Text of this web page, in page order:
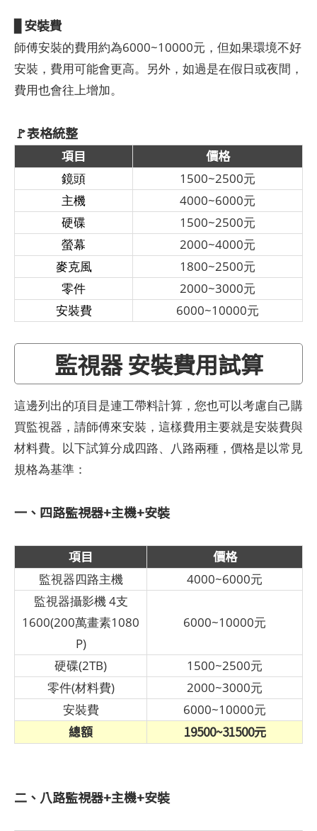
安裝費
師傅安裝的費用約為6000~10000元，但如果環境不好
安裝，費用可能會更高。另外，如過是在假日或夜間，
費用也會往上增加。
🚩表格統整
項目 價格
鏡頭
1500~2500元
主機
4000~6000元
硬碟
1500~2500元
螢幕
2000~4000元
麥克風
1800~2500元
零件
2000~3000元
安裝費
6000~10000元
監視器 安裝費用試算
這邊列出的項目是連工帶料計算，您也可以考慮自己購
買監視器，請師傅來安裝，這樣費用主要就是安裝費與
材料費。以下試算分成四路、八路兩種，價格是以常見
規格為基準：
一、四路監視器+主機+安裝
項目 價格
監視器四路主機
4000~6000元
監視器攝影機 4支
1600(200萬畫素1080
P)
6000~10000元
硬碟(2TB)
1500~2500元
零件(材料費)
2000~3000元
安裝費
6000~10000元
總額 19500~31500元
二、八路監視器+主機+安裝